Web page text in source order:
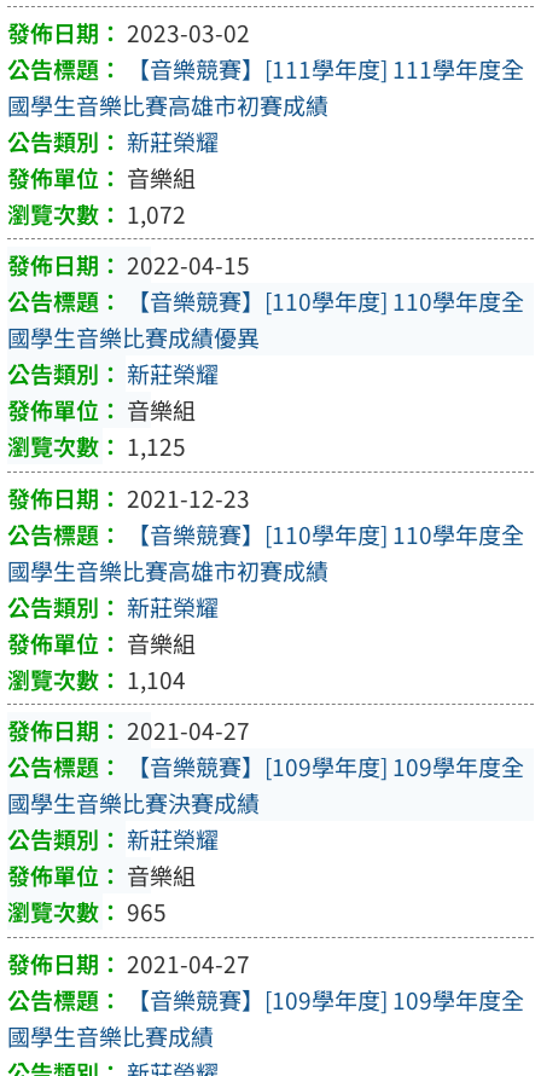
2023-03-02
【音樂競賽】[111學年度] 111學年度全
國學生音樂比賽高雄市初賽成績
新莊榮耀
音樂組
1,072
2022-04-15
【音樂競賽】[110學年度] 110學年度全
國學生音樂比賽成績優異
新莊榮耀
音樂組
1,125
2021-12-23
【音樂競賽】[110學年度] 110學年度全
國學生音樂比賽高雄市初賽成績
新莊榮耀
音樂組
1,104
2021-04-27
【音樂競賽】[109學年度] 109學年度全
國學生音樂比賽決賽成績
新莊榮耀
音樂組
965
2021-04-27
【音樂競賽】[109學年度] 109學年度全
國學生音樂比賽成績